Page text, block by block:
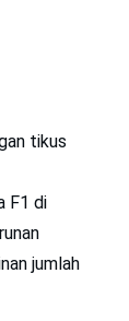
tikus
F1 di
jumlah